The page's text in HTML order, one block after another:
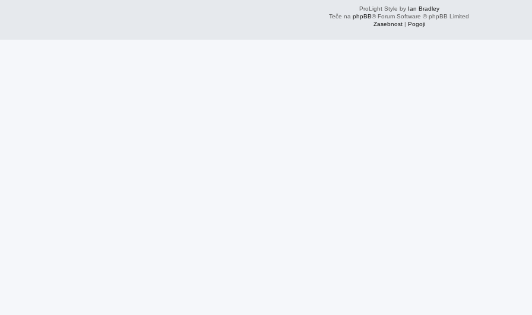
ProLight Style by Ian Bradley
Teče na phpBB® Forum Software © phpBB Limited
Zasebnost| Pogoji